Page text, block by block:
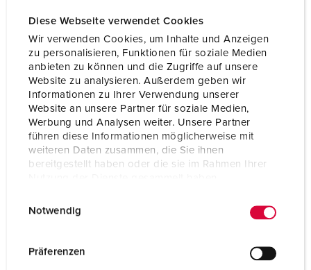
Diese Webseite verwendet Cookies
Wir verwenden Cookies, um Inhalte und Anzeigen
zu personalisieren, Funktionen für soziale Medien
anbieten zu können und die Zugriffe auf unsere
Website zu analysieren. Außerdem geben wir
Informationen zu Ihrer Verwendung unserer
Website an unsere Partner für soziale Medien,
Werbung und Analysen weiter. Unsere Partner
führen diese Informationen möglicherweise mit
weiteren Daten zusammen, die Sie ihnen
bereitgestellt haben oder die sie im Rahmen Ihrer
Notwendig
Präferenzen
Lagerkombination D